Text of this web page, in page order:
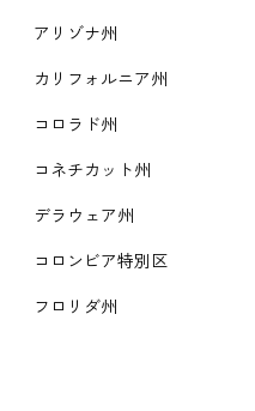
アリゾナ州
カリフォルニア州
コロラド州
コネチカット州
デラウェア州
コロンビア特別区
フロリダ州